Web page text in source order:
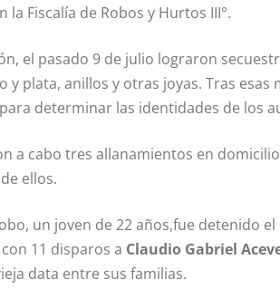
Fiscalía de Robos y Hurtos III°.
el pasado 9 de julio lograron
plata, anillos y otras joyas. Tras esas
determinar las identidades de los
a cabo tres allanamientos en
ellos.
un joven de 22 años,fue detenido
11 disparos a Claudio Gabriel
data entre sus familias.